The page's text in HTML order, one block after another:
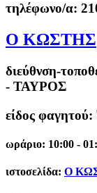
τηλέφωνο/α:
Ο ΚΩΣΤΗΣ
διεύθνση-
- ΤΑΥΡΟΣ
είδος
ωράριο: 10:00 -
ιστοσελίδα: Ο